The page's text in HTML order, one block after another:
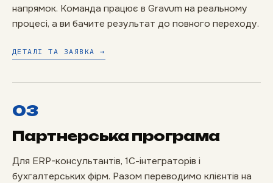
напрямок. Команда працює в Gravum на реальному
процесі, а ви бачите результат до повного переходу.
ДЕТАЛІ ТА ЗАЯВКА →
03
Партнерська програма
Для ERP-консультантів, 1С-інтеграторів і
бухгалтерських фірм. Разом переводимо клієнтів на